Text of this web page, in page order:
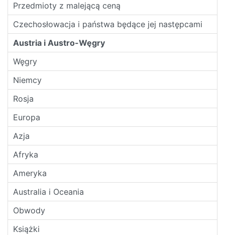
Przedmioty z malejącą ceną
Czechosłowacja i państwa będące jej następcami
Austria i Austro-Węgry
Węgry
Niemcy
Rosja
Europa
Azja
Afryka
Ameryka
Australia i Oceania
Obwody
Książki